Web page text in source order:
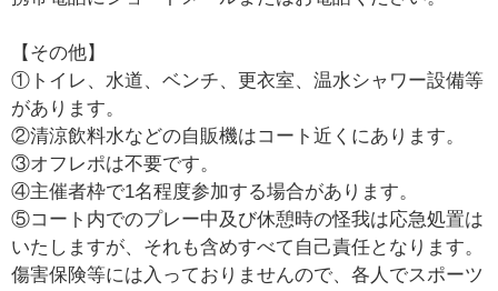
【その他】
①トイレ、水道、ベンチ、更衣室、温水シャワー設備等
があります。
②清涼飲料水などの自販機はコート近くにあります。
③オフレポは不要です。
④主催者枠で1名程度参加する場合があります。
⑤コート内でのプレー中及び休憩時の怪我は応急処置は
いたしますが、それも含めすべて自己責任となります。
傷害保険等には入っておりませんので、各人でスポーツ